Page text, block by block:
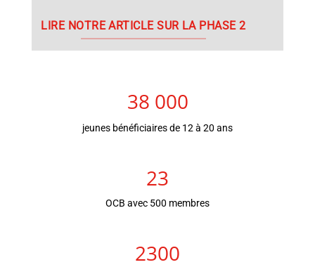
LIRE NOTRE ARTICLE SUR LA PHASE 2
38 000
jeunes bénéficiaires de 12 à 20 ans
23
OCB avec 500 membres
2300